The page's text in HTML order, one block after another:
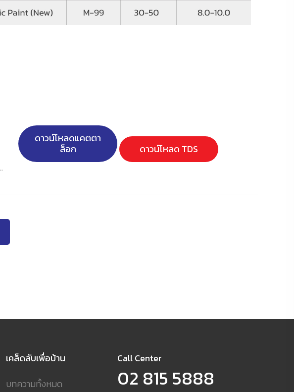
ดาวน์โหลดแคตตา
ล็อก
ดาวน์โหลด TDS
เคล็ดลับเพื่อบ้าน
บทความทั้งหมด
Call Center
02 815 5888